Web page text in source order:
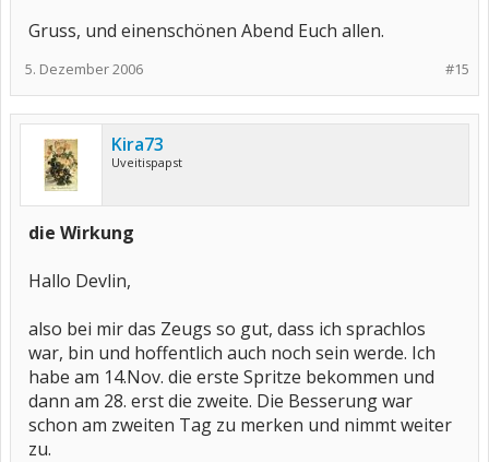
Gruss, und einenschönen Abend Euch allen.
#15
5. Dezember 2006
Kira73
Uveitispapst
die Wirkung
Hallo Devlin,
also bei mir das Zeugs so gut, dass ich sprachlos
war, bin und hoffentlich auch noch sein werde. Ich
habe am 14.Nov. die erste Spritze bekommen und
dann am 28. erst die zweite. Die Besserung war
schon am zweiten Tag zu merken und nimmt weiter
zu.